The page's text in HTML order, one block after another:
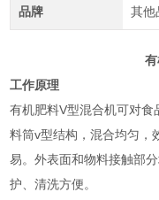
品牌 其他
工作原理
有机肥料V型混合机可对
料筒v型结构，混合均匀，
易。外表面和物料接触部
护、清洗方便。